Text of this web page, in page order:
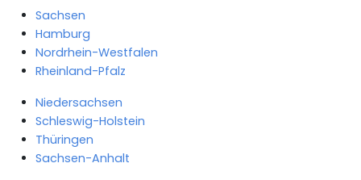
Sachsen
Hamburg
Nordrhein-Westfalen
Rheinland-Pfalz
Niedersachsen
Schleswig-Holstein
Thüringen
Sachsen-Anhalt